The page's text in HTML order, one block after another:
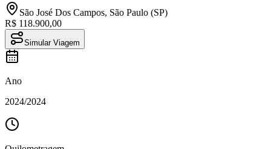
São José Dos Campos, São Paulo (SP)
R$ 118.900,00
Simular Viagem
Ano
2024/2024